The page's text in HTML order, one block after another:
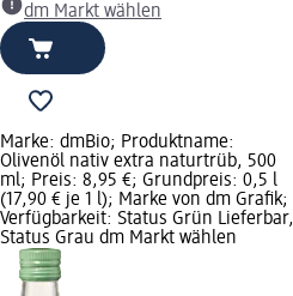
dm Markt wählen
Marke: dmBio; Produktname:
Olivenöl nativ extra naturtrüb, 500
ml; Preis: 8,95 €; Grundpreis: 0,5 l
(17,90 € je 1 l); Marke von dm Grafik;
Verfügbarkeit: Status Grün Lieferbar,
Status Grau dm Markt wählen